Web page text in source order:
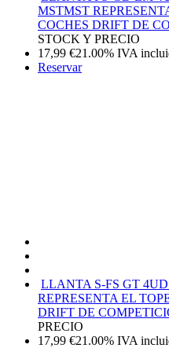
MSTMST
COCHES DRIFT DE
STOCK Y PRECIO
17,99 €21.00% IVA
Reservar
LLANTA S-FS GT
REPRESENTA EL
DRIFT DE
PRECIO
17,99 €21.00% IVA